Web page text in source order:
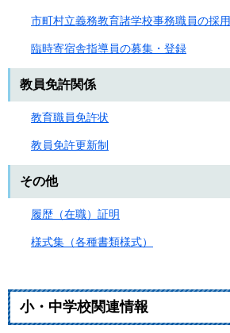
市町村立義務教育諸学校事務職員の採用
臨時寄宿舎指導員の募集・登録
教員免許関係
教育職員免許状
教員免許更新制
その他
履歴（在職）証明
様式集（各種書類様式）
小・中学校関連情報